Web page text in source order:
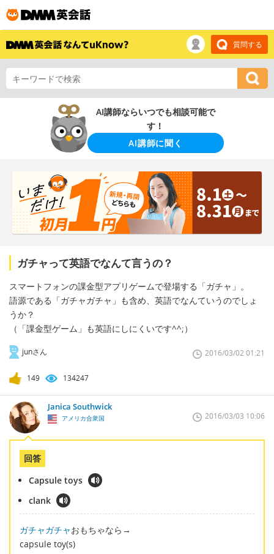
質問する
AI講師ならいつでも相談可能で
す！
AI講師に聞く
ガチャって英語でなんて言うの？
スマートフォンの課金型アプリゲームで登場する「ガチャ」。
語源である「ガチャガチャ」も含め、英語でなんていうのでしょ
うか？
（「課金型ゲーム」も英語にしにくいです^^;）
junさん 2016/03/02 01:21
149 134247
Janica Southwick
アメリカ合衆国 2016/03/03 10:06
回答
Capsule toys
clank
ガチャガチャおもちゃなら→
capsule toy(s)